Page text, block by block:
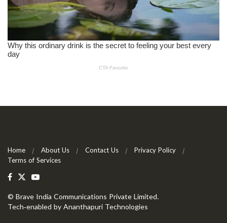
Home About Us Contact Us
Privacy Policy
Terms of Services
© Brave India Communications Private Limited.
Tech-enabled by Ananthapuri Technologies